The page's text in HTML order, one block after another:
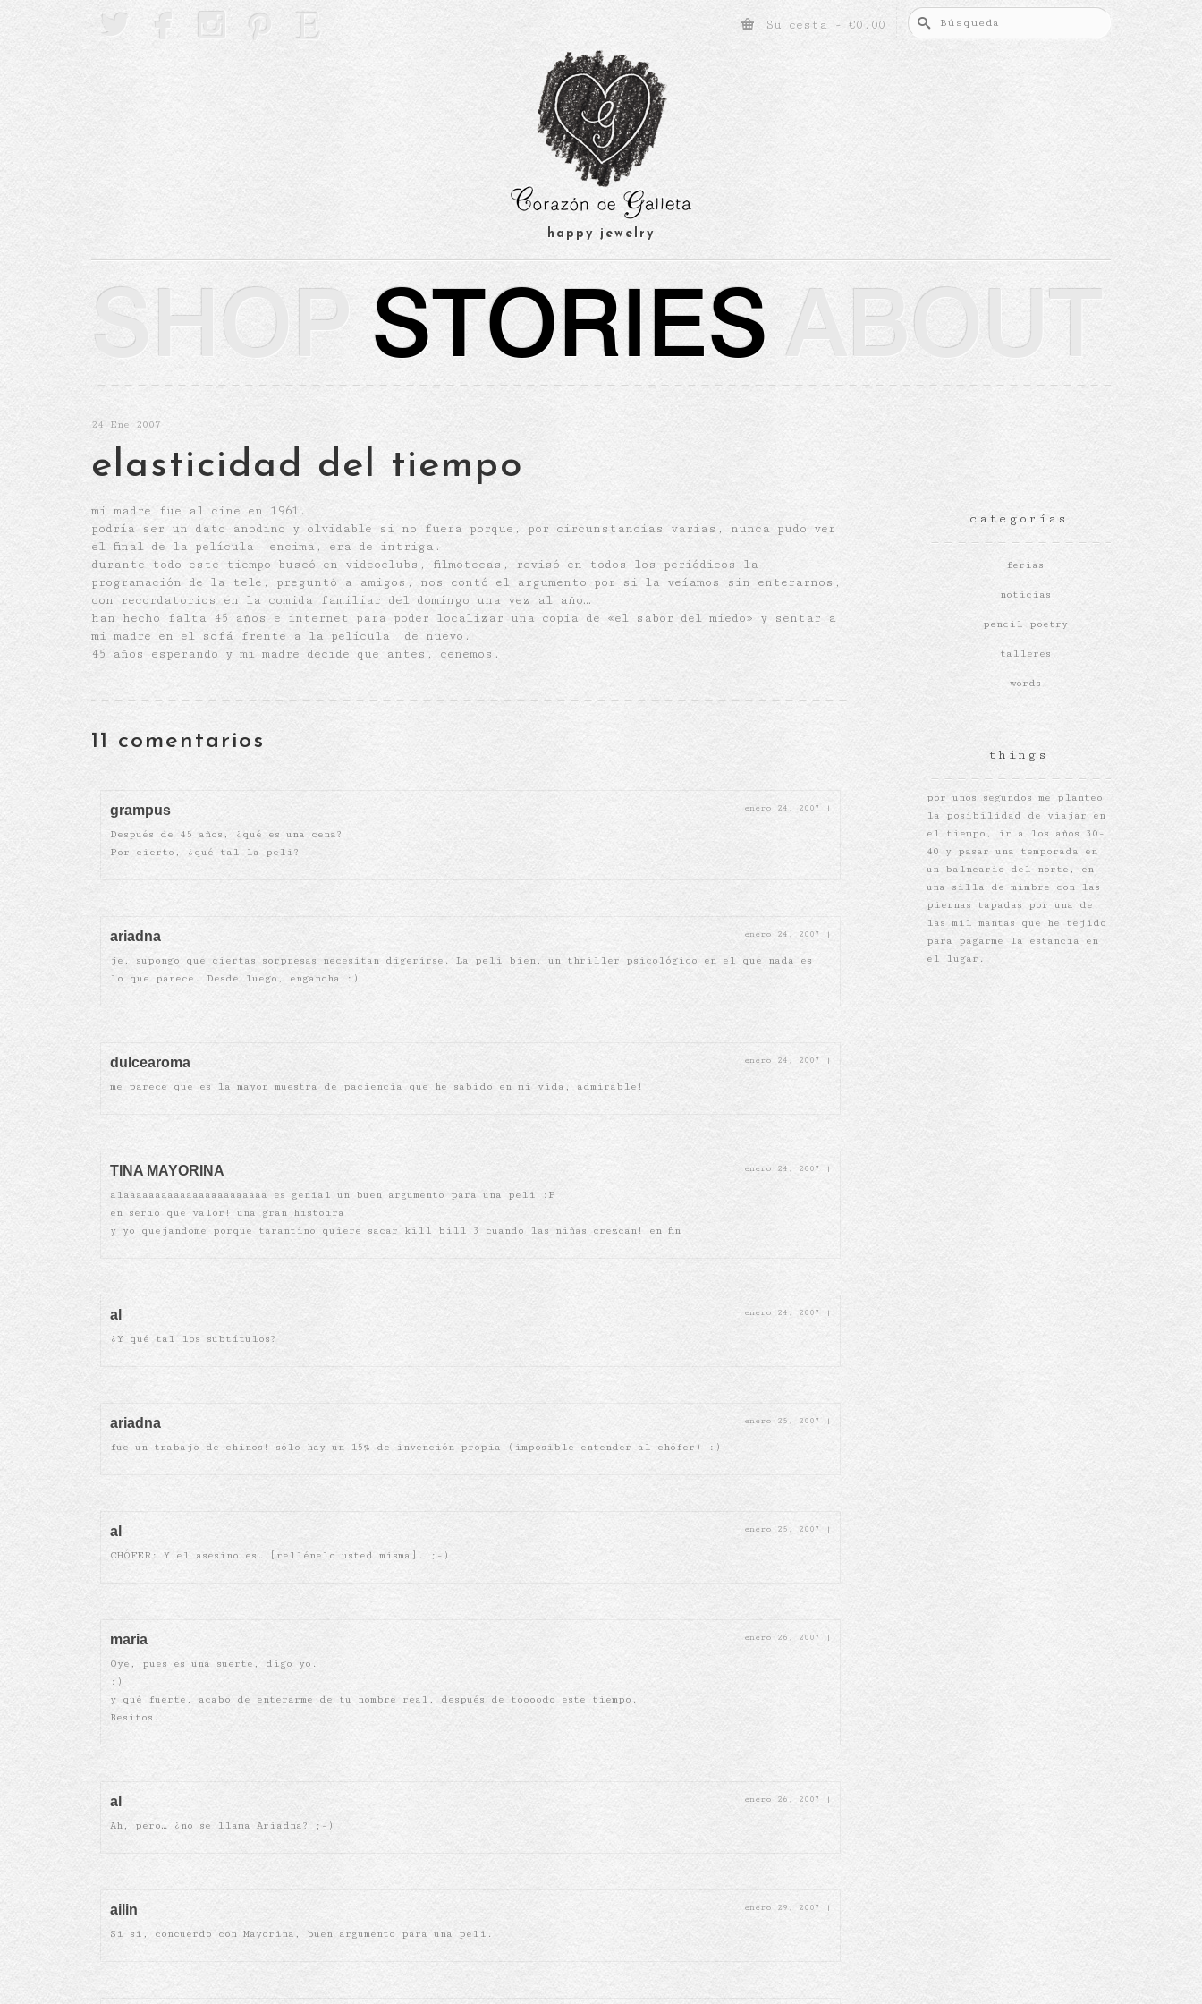
Buscar
por:
Su cesta - €0.00
    
happy jewelry
SHOP STORIESABOUT
24 Ene 2007
elasticidad del tiempo
mi madre fue al cine en 1961.
podría ser un dato anodino y olvidable si no fuera porque, por circunstancias varias, nunca pudo ver
el final de la película. encima, era de intriga.
durante todo este tiempo buscó en videoclubs, filmotecas, revisó en todos los periódicos la
programación de la tele, preguntó a amigos, nos contó el argumento por si la veíamos sin enterarnos,
con recordatorios en la comida familiar del domingo una vez al año…
han hecho falta 45 años e internet para poder localizar una copia de «el sabor del miedo» y sentar a
mi madre en el sofá frente a la película, de nuevo.
45 años esperando y mi madre decide que antes, cenemos.
11 comentarios
grampus enero 24, 2007 |
Después de 45 años, ¿qué es una cena?
Por cierto, ¿qué tal la peli?
ariadna enero 24, 2007 |
je, supongo que ciertas sorpresas necesitan digerirse. La peli bien, un thriller psicológico en el que nada es
lo que parece. Desde luego, engancha :)
dulcearoma enero 24, 2007 |
me parece que es la mayor muestra de paciencia que he sabido en mi vida, admirable!
TINA MAYORINA enero 24, 2007 |
alaaaaaaaaaaaaaaaaaaaaaaa es genial un buen argumento para una peli :P
en serio que valor! una gran histoira
y yo quejandome porque tarantino quiere sacar kill bill 3 cuando las niñas crezcan! en fin
al enero 24, 2007 |
¿Y qué tal los subtítulos?
ariadna enero 25, 2007 |
fue un trabajo de chinos! sólo hay un 15% de invención propia (imposible entender al chófer) :)
al enero 25, 2007 |
CHÓFER: Y el asesino es… [rellénelo usted misma]. ;-)
maria enero 26, 2007 |
Oye, pues es una suerte, digo yo.
:)
y qué fuerte, acabo de enterarme de tu nombre real, después de toooodo este tiempo.
Besitos.
al enero 26, 2007 |
Ah, pero… ¿no se llama Ariadna? ;-)
ailin enero 29, 2007 |
Si si, concuerdo con Mayorina, buen argumento para una peli.
categorías
ferias
noticias
pencil poetry
talleres
words
things
por unos segundos me planteo
la posibilidad de viajar en
el tiempo, ir a los años 30-
40 y pasar una temporada en
un balneario del norte, en
una silla de mimbre con las
piernas tapadas por una de
las mil mantas que he tejido
para pagarme la estancia en
el lugar.